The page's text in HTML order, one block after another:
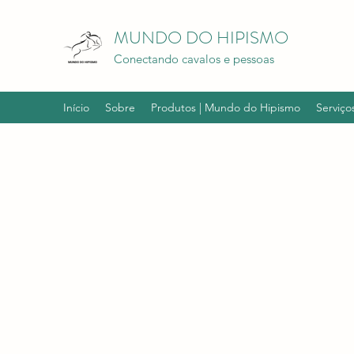
MUNDO DO HIPISMO
Conectando cavalos e pessoas
Início Sobre Produtos | Mundo do Hipismo